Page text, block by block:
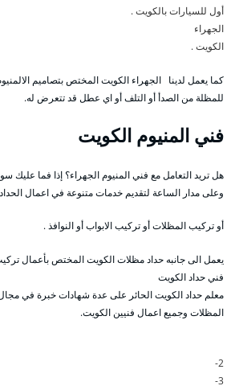
أول للسيارات بالكويت .
الجهراء
الكويت .
كما يعمل لدينا الجهراء الكويت المختص بتصاميم
للمظلة من الصدأ أو التلف أو اي عطل قد تتعرض له.
فني المنيوم الكويت
هل تريد التعامل مع فني المنيوم الجهراء؟ إذا فما عليك
وعلى مدار الساعة لتقديم خدمات متنوعة في اعمال
أو تركيب المظلات أو تركيب الابواب أو النوافذ .
يعمل الى جانبه حداد مظلات الكويت المختص بأعمال
فني حداد الكويت
معلم حداد الكويت الحائر على عدة شهادات خبرة في مجال
المظلات وجميع اعمال فنيين الكويت.
2-
3-